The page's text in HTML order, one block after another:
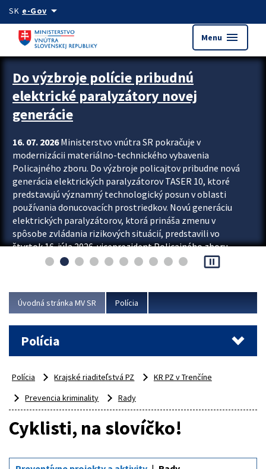
Preskocit na hlavný obsah
SK e-Govarrow_drop_down
Menu menu
Zastavit automatický posun upútavok
Do výzbroje polície pribudnú
elektrické paralyzátory novej
generácie
16. 07. 2026Ministerstvo vnútra SR pokračuje v
modernizácii materiálno-technického vybavenia
Policajného zboru. Do výzbroje policajtov pribudne nová
generácia elektrických paralyzátorov TASER 10, ktoré
predstavujú významný technologický posun v oblasti
používania donucovacích prostriedkov. Novú generáciu
elektrických paralyzátorov, ktorá prináša zmenu v
spôsobe zvládania rizikových situácií, predstavili vo
štvrtok 16. júla 2026 viceprezident Policajného zboru
Rastislav Polakovič a riaditeľ odboru výcviku...
pause_presentation
Úvodná stránka MV SR Polícia
Polícia
Polícia Krajské riaditeľstvá PZ
KR PZ v Trenčíne
Prevencia kriminality
Rady
Cyklisti, na slovíčko!